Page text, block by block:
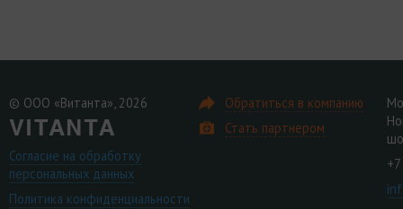
© ООО «Витанта», 2026
Согласие на обработку
персональных данных
Политика конфиденциальности
Обратиться в компанию
Стать партнером